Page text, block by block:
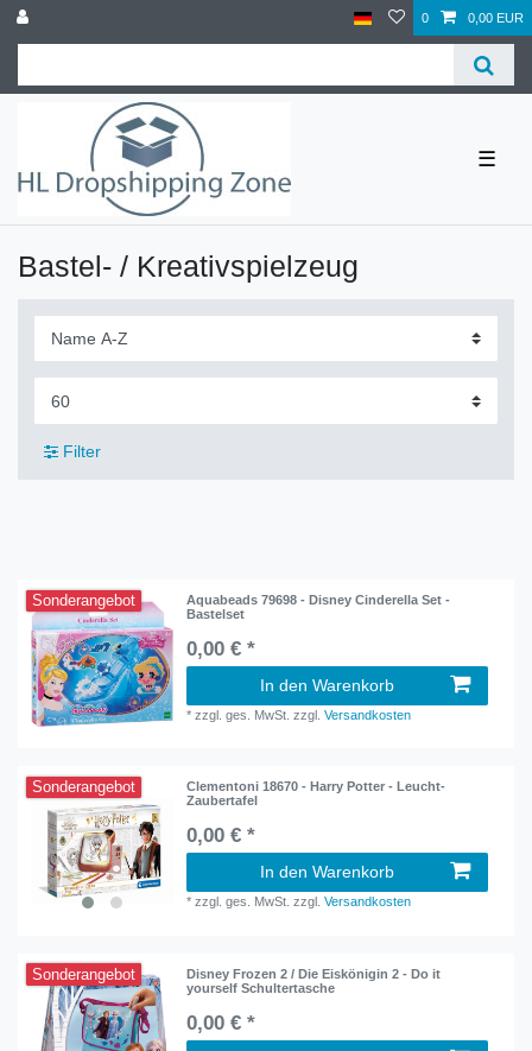
0 0,00 EUR
☰
Bastel- / Kreativspielzeug
Filter
Sonderangebot
Aquabeads 79698 - Disney Cinderella Set -
Bastelset
0,00 € *
In den Warenkorb
*zzgl. ges. MwSt. zzgl.Versandkosten
Sonderangebot
Clementoni 18670 - Harry Potter - Leucht-
Zaubertafel
0,00 € *
In den Warenkorb
*zzgl. ges. MwSt. zzgl.Versandkosten
Sonderangebot
Disney Frozen 2 / Die Eiskönigin 2 - Do it
yourself Schultertasche
0,00 € *